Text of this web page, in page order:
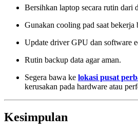
Bersihkan laptop secara rutin dari
Gunakan cooling pad saat bekerja
Update driver GPU dan software
Rutin backup data agar aman.
Segera bawa ke lokasi pusat
kerusakan pada hardware atau
Kesimpulan